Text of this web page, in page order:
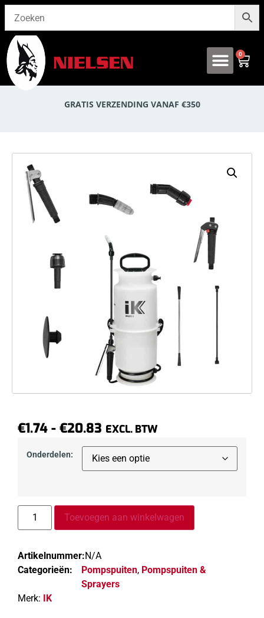
0
GRATIS VERZENDING VANAF €350
€1.74 - €20.83 EXCL. BTW
Onderdelen:
Toevoegen aan winkelwagen
Artikelnummer:N/A
Categorieën:
Pompspuiten, Pompspuiten &
Sprayers
Merk: IK